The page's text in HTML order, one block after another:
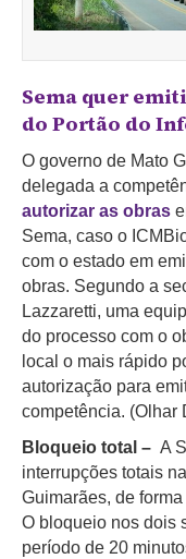
Sema quer
do Portão do
O governo de Mato
delegada a
autorizar as obras
Sema, caso o
com o estado em
obras. Segundo a
Lazzaretti, uma
do processo com o
local o mais rápido
autorização para
competência. (Olhar
Bloqueio total – A
interrupções totais na
Guimarães, de
O bloqueio nos dois
período de 20